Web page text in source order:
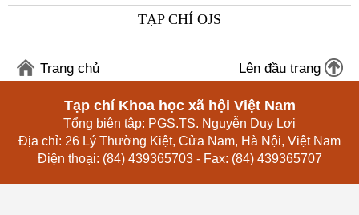
TẠP CHÍ OJS
Trang chủ Lên đầu trang
Tạp chí Khoa học xã hội Việt Nam
Tổng biên tập: PGS.TS. Nguyễn Duy Lợi
Địa chỉ: 26 Lý Thường Kiệt, Cửa Nam, Hà Nội, Việt Nam
Điện thoại: (84) 439365703 - Fax: (84) 439365707